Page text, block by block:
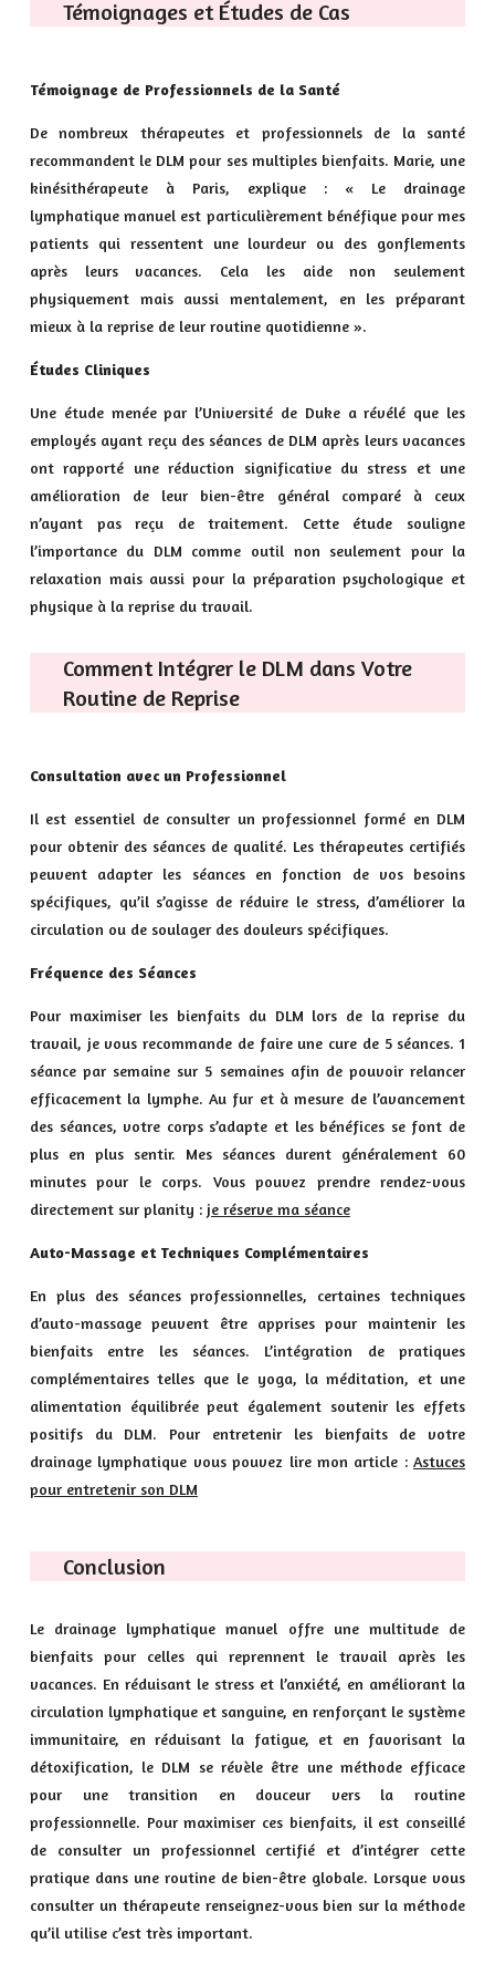
Témoignages et Études de Cas
Témoignage de Professionnels de la Santé
De nombreux thérapeutes et professionnels de la santé
recommandent le DLM pour ses multiples bienfaits. Marie, une
kinésithérapeute à Paris, explique : « Le drainage
lymphatique manuel est particulièrement bénéfique pour mes
patients qui ressentent une lourdeur ou des gonflements
après leurs vacances. Cela les aide non seulement
physiquement mais aussi mentalement, en les préparant
mieux à la reprise de leur routine quotidienne ».
Études Cliniques
Une étude menée par l’Université de Duke a révélé que les
employés ayant reçu des séances de DLM après leurs vacances
ont rapporté une réduction significative du stress et une
amélioration de leur bien-être général comparé à ceux
n’ayant pas reçu de traitement. Cette étude souligne
l’importance du DLM comme outil non seulement pour la
relaxation mais aussi pour la préparation psychologique et
physique à la reprise du travail.
Comment Intégrer le DLM dans Votre
Routine de Reprise
Consultation avec un Professionnel
Il est essentiel de consulter un professionnel formé en DLM
pour obtenir des séances de qualité. Les thérapeutes certifiés
peuvent adapter les séances en fonction de vos besoins
spécifiques, qu’il s’agisse de réduire le stress, d’améliorer la
circulation ou de soulager des douleurs spécifiques.
Fréquence des Séances
Pour maximiser les bienfaits du DLM lors de la reprise du
travail, je vous recommande de faire une cure de 5 séances. 1
séance par semaine sur 5 semaines afin de pouvoir relancer
efficacement la lymphe. Au fur et à mesure de l’avancement
des séances, votre corps s’adapte et les bénéfices se font de
plus en plus sentir. Mes séances durent généralement 60
minutes pour le corps. Vous pouvez prendre rendez-vous
directement sur planity : je réserve ma séance
Auto-Massage et Techniques Complémentaires
En plus des séances professionnelles, certaines techniques
d’auto-massage peuvent être apprises pour maintenir les
bienfaits entre les séances. L’intégration de pratiques
complémentaires telles que le yoga, la méditation, et une
alimentation équilibrée peut également soutenir les effets
positifs du DLM. Pour entretenir les bienfaits de votre
drainage lymphatique vous pouvez lire mon article :Astuces
pour entretenir son DLM
Conclusion
Le drainage lymphatique manuel offre une multitude de
bienfaits pour celles qui reprennent le travail après les
vacances. En réduisant le stress et l’anxiété, en améliorant la
circulation lymphatique et sanguine, en renforçant le système
immunitaire, en réduisant la fatigue, et en favorisant la
détoxification, le DLM se révèle être une méthode efficace
pour une transition en douceur vers la routine
professionnelle. Pour maximiser ces bienfaits, il est conseillé
de consulter un professionnel certifié et d’intégrer cette
pratique dans une routine de bien-être globale. Lorsque vous
consulter un thérapeute renseignez-vous bien sur la méthode
qu’il utilise c’est très important.